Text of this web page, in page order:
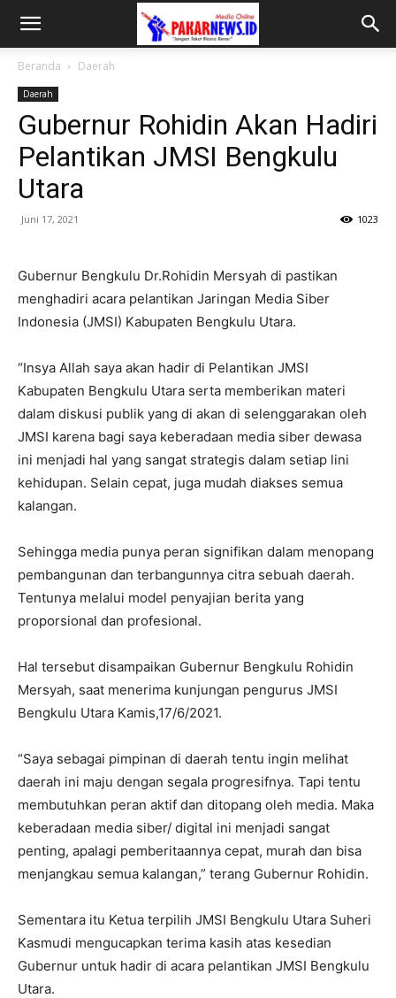
Beranda Daerah
Daerah
Gubernur Rohidin Akan Hadiri
Pelantikan JMSI Bengkulu
Utara
Juni 17, 2021 1023
Gubernur Bengkulu Dr.Rohidin Mersyah di pastikan
menghadiri acara pelantikan Jaringan Media Siber
Indonesia (JMSI) Kabupaten Bengkulu Utara.
“Insya Allah saya akan hadir di Pelantikan JMSI
Kabupaten Bengkulu Utara serta memberikan materi
dalam diskusi publik yang di akan di selenggarakan oleh
JMSI karena bagi saya keberadaan media siber dewasa
ini menjadi hal yang sangat strategis dalam setiap lini
kehidupan. Selain cepat, juga mudah diakses semua
kalangan.
Sehingga media punya peran signifikan dalam menopang
pembangunan dan terbangunnya citra sebuah daerah.
Tentunya melalui model penyajian berita yang
proporsional dan profesional.
Hal tersebut disampaikan Gubernur Bengkulu Rohidin
Mersyah, saat menerima kunjungan pengurus JMSI
Bengkulu Utara Kamis,17/6/2021.
“Saya sebagai pimpinan di daerah tentu ingin melihat
daerah ini maju dengan segala progresifnya. Tapi tentu
membutuhkan peran aktif dan ditopang oleh media. Maka
keberadaan media siber/ digital ini menjadi sangat
penting, apalagi pemberitaannya cepat, murah dan bisa
menjangkau semua kalangan,” terang Gubernur Rohidin.
Sementara itu Ketua terpilih JMSI Bengkulu Utara Suheri
Kasmudi mengucapkan terima kasih atas kesedian
Gubernur untuk hadir di acara pelantikan JMSI Bengkulu
Utara.